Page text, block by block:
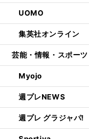
UOMO
集英社オンライン
芸能・情報・スポーツ
Myojo
週プレNEWS
週プレ グラジャパ!